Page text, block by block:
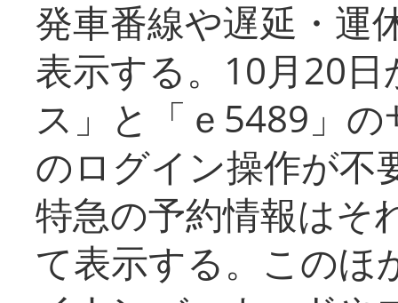
発車番線や遅延・運
表示する。10月20
ス」と「ｅ5489」
のログイン操作が不
特急の予約情報はそ
て表示する。このほ